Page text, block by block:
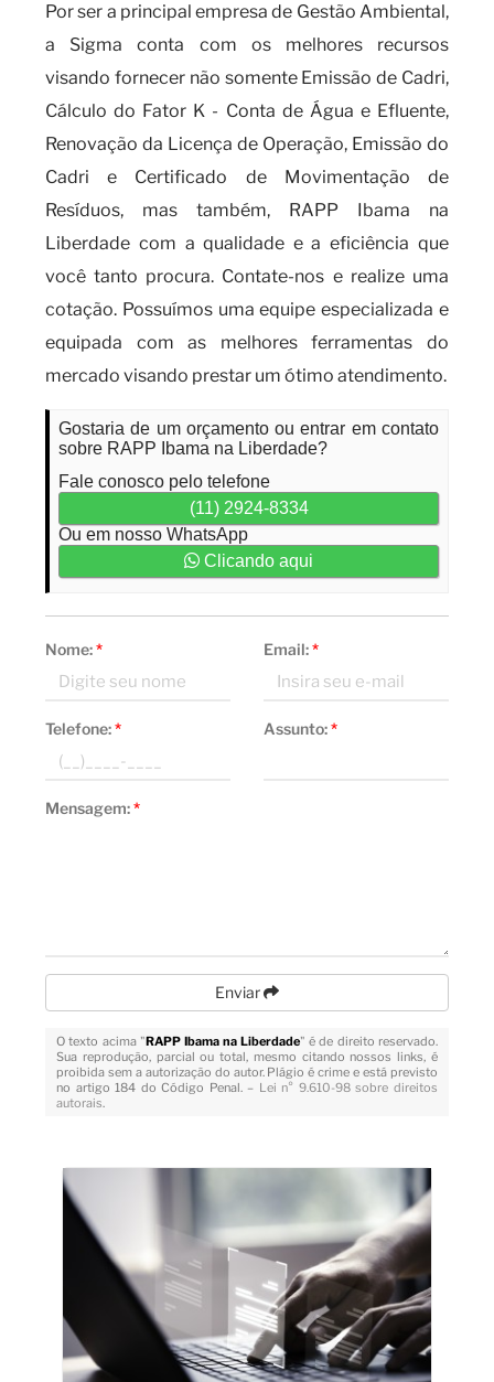
Por ser a principal empresa de Gestão Ambiental,
a Sigma conta com os melhores recursos
visando fornecer não somente Emissão de Cadri,
Cálculo do Fator K - Conta de Água e Efluente,
Renovação da Licença de Operação, Emissão do
Cadri e Certificado de Movimentação de
Resíduos, mas também, RAPP Ibama na
Liberdade com a qualidade e a eficiência que
você tanto procura. Contate-nos e realize uma
cotação. Possuímos uma equipe especializada e
equipada com as melhores ferramentas do
mercado visando prestar um ótimo atendimento.
Gostaria de um orçamento ou entrar em contato
sobre RAPP Ibama na Liberdade?
Fale conosco pelo telefone
(11) 2924-8334
Ou em nosso WhatsApp
Clicando aqui
Nome:* Email:*
Telefone:* Assunto:*
Mensagem:*
Enviar
O texto acima "RAPP Ibama na Liberdade" é de direito reservado.
Sua reprodução, parcial ou total, mesmo citando nossos links, é
proibida sem a autorização do autor. Plágio é crime e está previsto
no artigo 184 do Código Penal. – Lei n° 9.610-98 sobre direitos
autorais.